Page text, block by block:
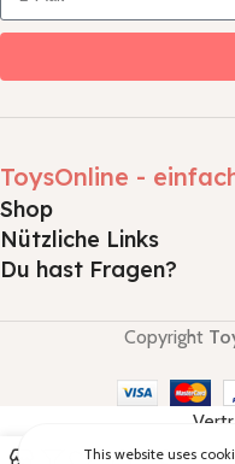
ToysOnline -
Shop
Nützliche Links
Du hast Fragen?
Copyright